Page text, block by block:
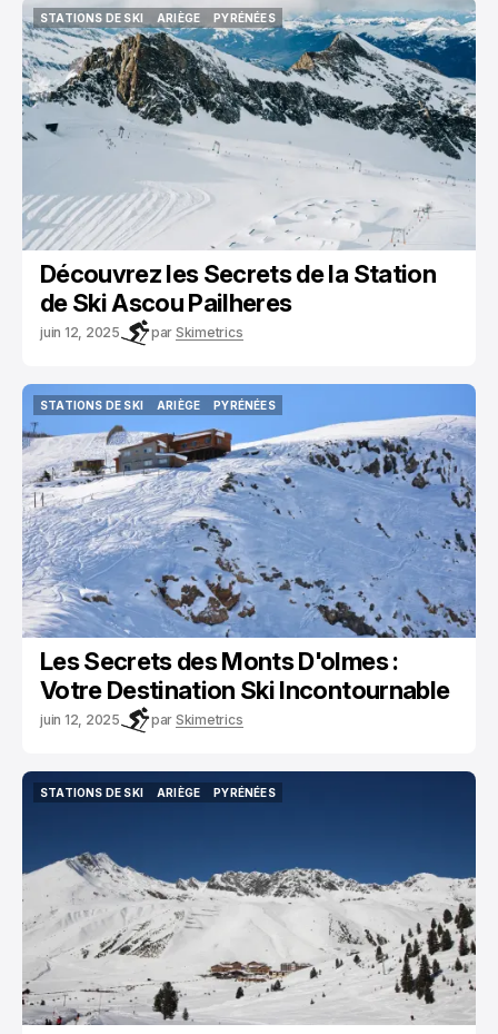
STATIONS DE SKI
STATIONS DE SKI
ARIÈGE
ARIÈGE
PYRÉNÉES
PYRÉNÉES
Découvrez les Secrets de la Station
de Ski Ascou Pailheres
juin 12, 2025 par Skimetrics
STATIONS DE SKI
STATIONS DE SKI
ARIÈGE
PYRÉNÉES
Les Secrets des Monts D'olmes :
Votre Destination Ski Incontournable
juin 12, 2025 par Skimetrics
STATIONS DE SKI
ARIÈGE
PYRÉNÉES